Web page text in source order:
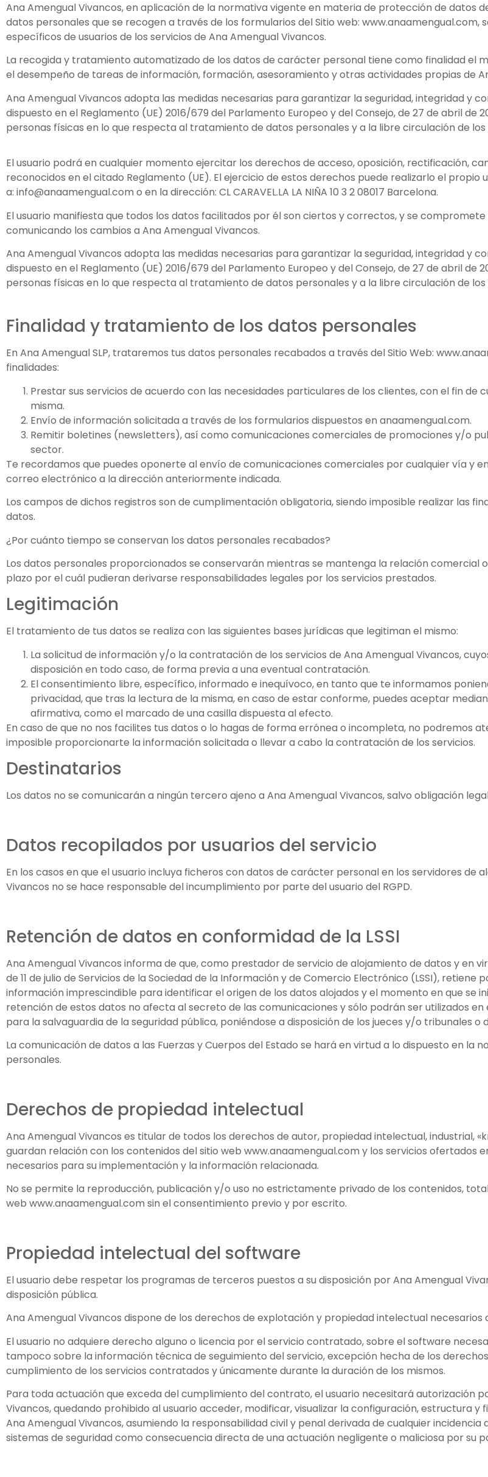
Ana Amengual Vivancos, en aplicación de la normativa vigente en materia de protección de datos
datos personales que se recogen a través de los formularios del Sitio web: www.anaamengual.com,
específicos de usuarios de los servicios de Ana Amengual Vivancos.
La recogida y tratamiento automatizado de los datos de carácter personal tiene como finalidad el
el desempeño de tareas de información, formación, asesoramiento y otras actividades propias de
Ana Amengual Vivancos adopta las medidas necesarias para garantizar la seguridad, integridad y
dispuesto en el Reglamento (UE) 2016/679 del Parlamento Europeo y del Consejo, de 27 de abril de
personas físicas en lo que respecta al tratamiento de datos personales y a la libre circulación de los
El usuario podrá en cualquier momento ejercitar los derechos de acceso, oposición, rectificación,
reconocidos en el citado Reglamento (UE). El ejercicio de estos derechos puede realizarlo el propio
a: info@anaamengual.com o en la dirección: CL CARAVEL.LA LA NIÑA 10 3 2 08017 Barcelona.
El usuario manifiesta que todos los datos facilitados por él son ciertos y correctos, y se
comunicando los cambios a Ana Amengual Vivancos.
Ana Amengual Vivancos adopta las medidas necesarias para garantizar la seguridad, integridad y
dispuesto en el Reglamento (UE) 2016/679 del Parlamento Europeo y del Consejo, de 27 de abril de
personas físicas en lo que respecta al tratamiento de datos personales y a la libre circulación de los
Finalidad y tratamiento de los datos personales
En Ana Amengual SLP, trataremos tus datos personales recabados a través del Sitio Web:
finalidades:
Prestar sus servicios de acuerdo con las necesidades particulares de los clientes, con el fin de
misma.
Envío de información solicitada a través de los formularios dispuestos en anaamengual.com.
Remitir boletines (newsletters), así como comunicaciones comerciales de promociones y/o
sector.
Te recordamos que puedes oponerte al envío de comunicaciones comerciales por cualquier vía y
correo electrónico a la dirección anteriormente indicada.
Los campos de dichos registros son de cumplimentación obligatoria, siendo imposible realizar las
datos.
¿Por cuánto tiempo se conservan los datos personales recabados?
Los datos personales proporcionados se conservarán mientras se mantenga la relación comercial
plazo por el cuál pudieran derivarse responsabilidades legales por los servicios prestados.
Legitimación
El tratamiento de tus datos se realiza con las siguientes bases jurídicas que legitiman el mismo:
La solicitud de información y/o la contratación de los servicios de Ana Amengual Vivancos,
disposición en todo caso, de forma previa a una eventual contratación.
El consentimiento libre, específico, informado e inequívoco, en tanto que te informamos
privacidad, que tras la lectura de la misma, en caso de estar conforme, puedes aceptar
afirmativa, como el marcado de una casilla dispuesta al efecto.
En caso de que no nos facilites tus datos o lo hagas de forma errónea o incompleta, no podremos
imposible proporcionarte la información solicitada o llevar a cabo la contratación de los servicios.
Destinatarios
Los datos no se comunicarán a ningún tercero ajeno a Ana Amengual Vivancos, salvo obligación
Datos recopilados por usuarios del servicio
En los casos en que el usuario incluya ficheros con datos de carácter personal en los servidores de
Vivancos no se hace responsable del incumplimiento por parte del usuario del RGPD.
Retención de datos en conformidad de la LSSI
Ana Amengual Vivancos informa de que, como prestador de servicio de alojamiento de datos y en
de 11 de julio de Servicios de la Sociedad de la Información y de Comercio Electrónico (LSSI), retiene
información imprescindible para identificar el origen de los datos alojados y el momento en que se
retención de estos datos no afecta al secreto de las comunicaciones y sólo podrán ser utilizados
para la salvaguardia de la seguridad pública, poniéndose a disposición de los jueces y/o tribunales o
La comunicación de datos a las Fuerzas y Cuerpos del Estado se hará en virtud a lo dispuesto en la
personales.
Derechos de propiedad intelectual
Ana Amengual Vivancos es titular de todos los derechos de autor, propiedad intelectual, industrial,
guardan relación con los contenidos del sitio web www.anaamengual.com y los servicios ofertados
necesarios para su implementación y la información relacionada.
No se permite la reproducción, publicación y/o uso no estrictamente privado de los contenidos,
web www.anaamengual.com sin el consentimiento previo y por escrito.
Propiedad intelectual del software
El usuario debe respetar los programas de terceros puestos a su disposición por Ana Amengual
disposición pública.
Ana Amengual Vivancos dispone de los derechos de explotación y propiedad intelectual necesarios
El usuario no adquiere derecho alguno o licencia por el servicio contratado, sobre el software
tampoco sobre la información técnica de seguimiento del servicio, excepción hecha de los
cumplimiento de los servicios contratados y únicamente durante la duración de los mismos.
Para toda actuación que exceda del cumplimiento del contrato, el usuario necesitará autorización
Vivancos, quedando prohibido al usuario acceder, modificar, visualizar la configuración, estructura y
Ana Amengual Vivancos, asumiendo la responsabilidad civil y penal derivada de cualquier
sistemas de seguridad como consecuencia directa de una actuación negligente o maliciosa por su